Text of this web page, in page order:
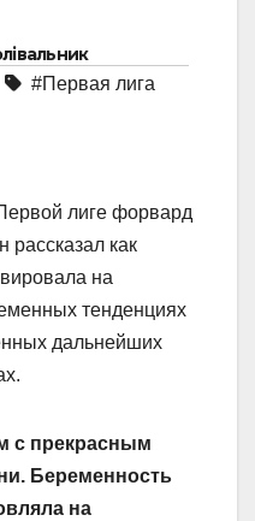
#Первая лига
лиге форвард
рассказал как
на
тенденциях
дальнейших
с прекрасным
Беременность
на